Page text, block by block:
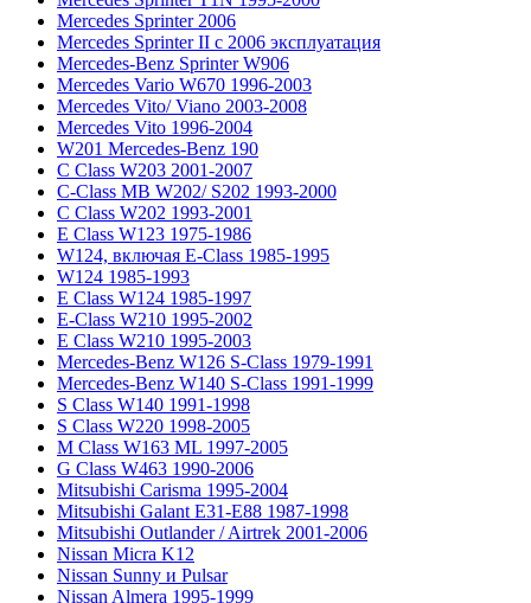
Mercedes Sprinter 2006
Mercedes Sprinter II с 2006 эксплуатация
Mercedes-Benz Sprinter W906
Mercedes Vario W670 1996-2003
Mercedes Vito/ Viano 2003-2008
Mercedes Vito 1996-2004
W201 Mercedes-Benz 190
C Class W203 2001-2007
C-Class MB W202/ S202 1993-2000
C Class W202 1993-2001
E Class W123 1975-1986
W124, включая E-Class 1985-1995
W124 1985-1993
E Class W124 1985-1997
E-Class W210 1995-2002
E Class W210 1995-2003
Mercedes-Benz W126 S-Class 1979-1991
Mercedes-Benz W140 S-Class 1991-1999
S Class W140 1991-1998
S Class W220 1998-2005
M Class W163 ML 1997-2005
G Class W463 1990-2006
Mitsubishi Carisma 1995-2004
Mitsubishi Galant E31-E88 1987-1998
Mitsubishi Outlander / Airtrek 2001-2006
Nissan Micra K12
Nissan Sunny и Pulsar
Nissan Almera 1995-1999